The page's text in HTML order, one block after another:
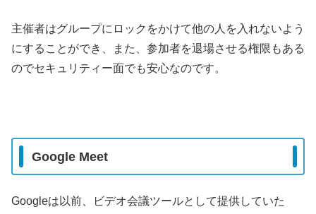
主催者はグループにロックをかけて他の人を入れないよう
にすることができ、また、参加者を退場させる権限もある
のでセキュリティー面でも安心なのです。
Google Meet
Googleは以前、ビデオ会議ツールとして提供していた